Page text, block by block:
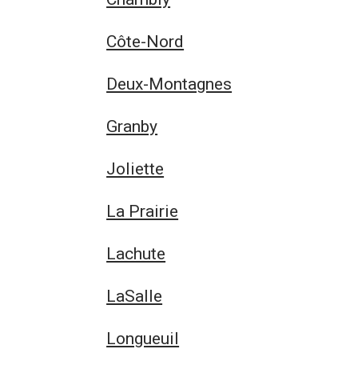
Côte-Nord
Deux-Montagnes
Granby
Joliette
La Prairie
Lachute
LaSalle
Longueuil